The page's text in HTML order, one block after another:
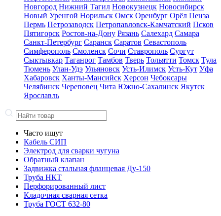
Новгород Нижний Тагил Новокузнецк Новосибирск
Новый Уренгой Норильск Омск Оренбург Орёл Пенза
Пермь Петрозаводск Петропавловск-Камчатский Псков
Пятигорск Ростов-на-Дону Рязань Салехард Самара
Санкт-Петербург Саранск Саратов Севастополь
Симферополь Смоленск Сочи Ставрополь Сургут
Сыктывкар Таганрог Тамбов Тверь Тольятти Томск Тула
Тюмень Улан-Удэ Ульяновск Усть-Илимск Усть-Кут Уфа
Хабаровск Ханты-Мансийск Херсон Чебоксары
Челябинск Череповец Чита Южно-Сахалинск Якутск
Ярославль
Часто ищут
Кабель СИП
Электрод для сварки чугуна
Обратный клапан
Задвижка стальная фланцевая Ду-150
Труба НКТ
Перфорированный лист
Кладочная сварная сетка
Труба ГОСТ 632-80